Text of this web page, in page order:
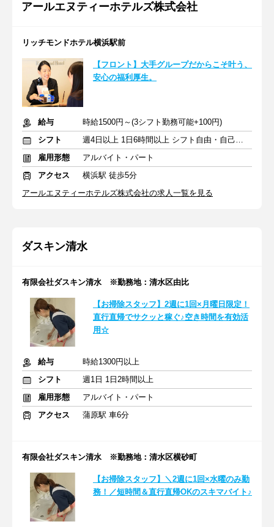
アールエヌティーホテルズ株式会社
リッチモンドホテル横浜駅前
【フロント】大手グループだからこそ叶う、
安心の福利厚生。
給与
時給1500円～(3シフト勤務可能+100円)
シフト
週4日以上 1日6時間以上 シフト自由・自己申告
雇用形態
アルバイト・パート
アクセス
横浜駅 徒歩5分
アールエヌティーホテルズ株式会社の求人一覧を見る
ダスキン清水
有限会社ダスキン清水 ※勤務地：清水区由比
【お掃除スタッフ】2週に1回×月曜日限定！
直行直帰でサクッと稼ぐ♪空き時間を有効活
用☆
給与
時給1300円以上
シフト
週1日 1日2時間以上
雇用形態
アルバイト・パート
アクセス
蒲原駅 車6分
有限会社ダスキン清水 ※勤務地：清水区横砂町
【お掃除スタッフ】＼2週に1回×水曜のみ勤
務！／短時間＆直行直帰OKのスキマバイト♪